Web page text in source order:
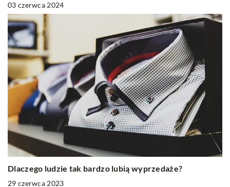
03 czerwca 2024
Dlaczego ludzie tak bardzo lubią wyprzedaże?
29 czerwca 2023